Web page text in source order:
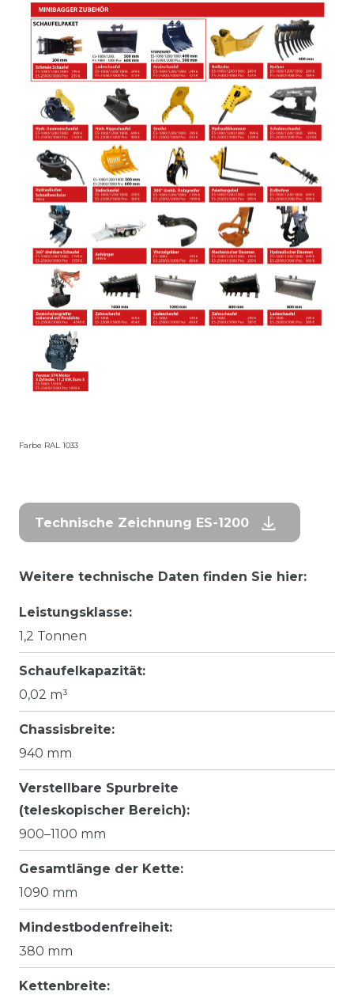
Farbe RAL 1033
Technische Zeichnung ES-1200
Weitere technische Daten finden Sie hier:
Leistungsklasse:
1,2 Tonnen
Schaufelkapazität:
0,02 m³
Chassisbreite:
940 mm
Verstellbare Spurbreite
(teleskopischer Bereich):
900–1100 mm
Gesamtlänge der Kette:
1090 mm
Mindestbodenfreiheit:
380 mm
Kettenbreite: